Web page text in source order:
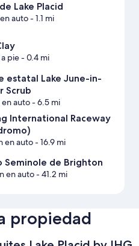
Lake Placid
auto- 1.1 mi
pie- 0.4 mi
estatal Lake June-in-
Scrub
en auto- 6.5 mi
International Raceway
en auto- 16.9 mi
Seminole de Brighton
en auto- 41.2 mi
propiedad